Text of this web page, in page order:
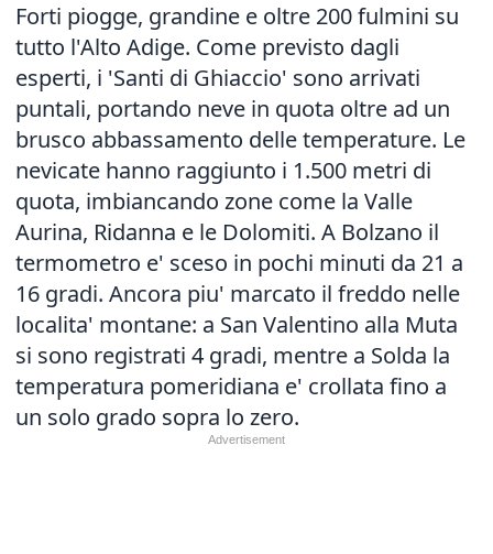
Forti piogge, grandine e oltre 200 fulmini su
tutto l'Alto Adige. Come previsto dagli
esperti, i 'Santi di Ghiaccio' sono arrivati
puntali, portando neve in quota oltre ad un
brusco abbassamento delle temperature. Le
nevicate hanno raggiunto i 1.500 metri di
quota, imbiancando zone come la Valle
Aurina, Ridanna e le Dolomiti. A Bolzano il
termometro e' sceso in pochi minuti da 21 a
16 gradi. Ancora piu' marcato il freddo nelle
localita' montane: a San Valentino alla Muta
si sono registrati 4 gradi, mentre a Solda la
temperatura pomeridiana e' crollata fino a
un solo grado sopra lo zero.